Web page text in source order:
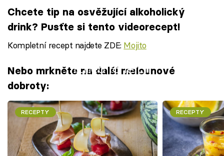
Chcete tip na osvěžující alkoholický
drink? Pusťte si tento videorecept!
Kompletní recept najdete ZDE: Mojito
Failed to fetch
Nebo mrkněte na další melounové
dobroty:
RECEPTY RECEPTY